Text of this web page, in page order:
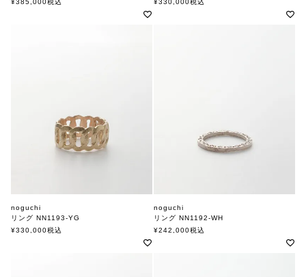
¥385,000税込 ¥330,000税込
noguchi
リング NN1193-YG
ノグチ
¥330,000税込
noguchi
リング NN1192-WH
ノグチ
¥242,000税込